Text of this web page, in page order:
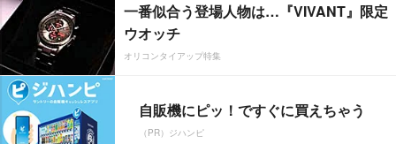
一番似合う登場人物は…『VIVANT』限定
ウオッチ
オリコンタイアップ特集
自販機にピッ！ですぐに買えちゃう
（PR）ジハンピ